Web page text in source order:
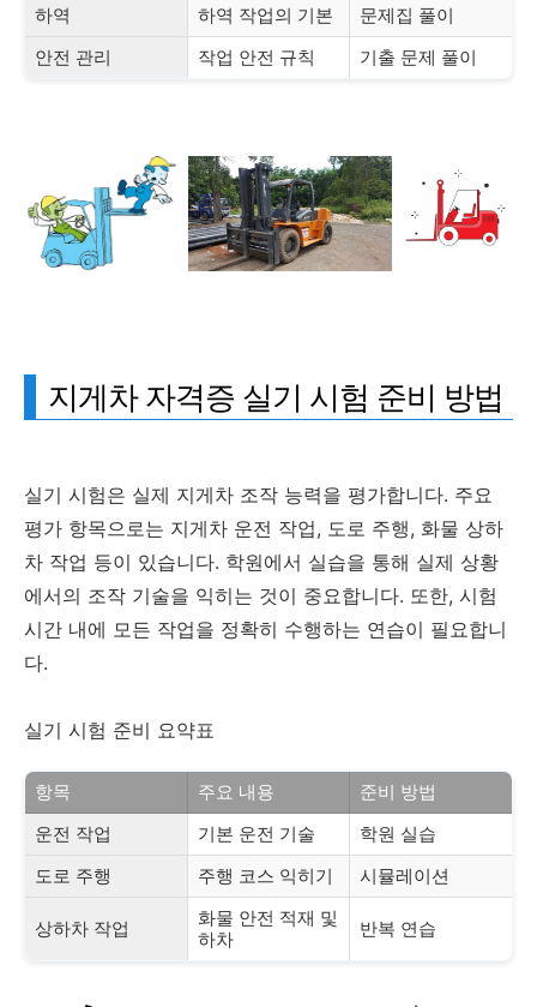
하역 하역 작업의 기본 문제집 풀이
안전 관리 작업 안전 규칙 기출 문제 풀이
지게차 자격증 실기 시험 준비 방법
실기 시험은 실제 지게차 조작 능력을 평가합니다. 주요
평가 항목으로는 지게차 운전 작업, 도로 주행, 화물 상하
차 작업 등이 있습니다. 학원에서 실습을 통해 실제 상황
에서의 조작 기술을 익히는 것이 중요합니다. 또한, 시험
시간 내에 모든 작업을 정확히 수행하는 연습이 필요합니
다.
실기 시험 준비 요약표
항목 주요 내용 준비 방법
운전 작업 기본 운전 기술 학원 실습
도로 주행 주행 코스 익히기 시뮬레이션
상하차 작업
화물 안전 적재 및
하차
반복 연습